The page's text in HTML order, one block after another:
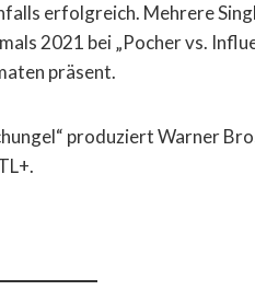
erfolgreich. Mehrere
2021 bei „Pocher vs.
präsent.
produziert Warner